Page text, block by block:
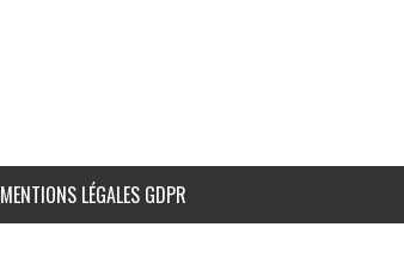
MENTIONS LÉGALES GDPR